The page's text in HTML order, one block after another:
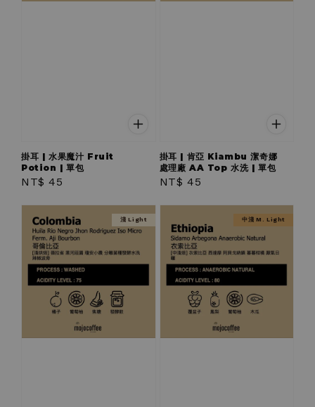
掛耳 | 水果魔汁 Fruit
Potion | 單包
Regular
NT$ 45
掛耳 | 肯亞 Kiambu 潔奇娜
處理廠 AA Top 水洗 | 單包
Regular
NT$ 45
淺 Light 中淺 M. Light